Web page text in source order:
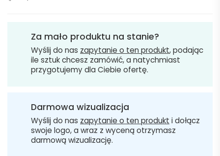
Za mało produktu na stanie?
Wyślij do nas zapytanie o ten produkt, podając
ile sztuk chcesz zamówić, a natychmiast
przygotujemy dla Ciebie ofertę.
Darmowa wizualizacja
Wyślij do nas zapytanie o ten produkt i dołącz
swoje logo, a wraz z wyceną otrzymasz
darmową wizualizację.